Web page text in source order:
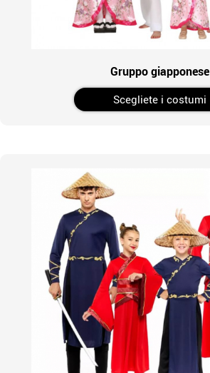
Gruppo giapponese
Scegliete i costumi